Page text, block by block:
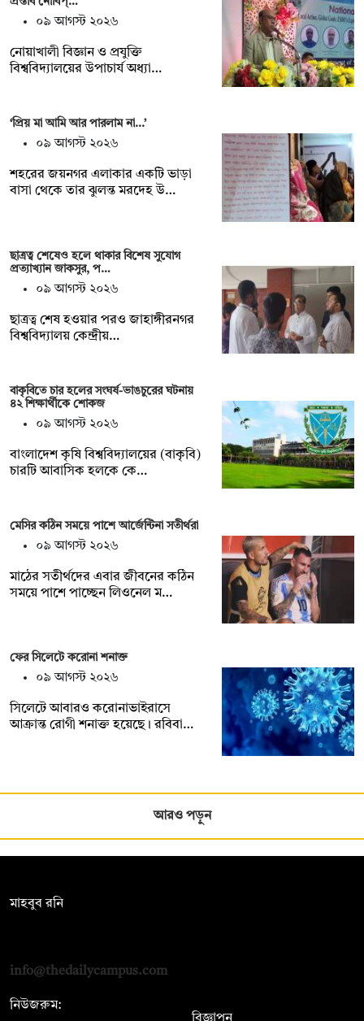
০৯ আগস্ট ২০২৬
নোয়াখালী বিজ্ঞান ও প্রযুক্তি
বিশ্ববিদ্যালয়ের উপাচার্য অধ্যা…
‘প্রিয় মা আমি আর পারলাম না...’
০৯ আগস্ট ২০২৬
শহরের জয়নগর এলাকার একটি ভাড়া
বাসা থেকে তার ঝুলন্ত মরদেহ উ…
ছাত্রত্ব শেষেও হলে থাকার বিশেষ সুযোগ
প্রত্যাখ্যান জাকসুর, প…
০৯ আগস্ট ২০২৬
ছাত্রত্ব শেষ হওয়ার পরও জাহাঙ্গীরনগর
বিশ্ববিদ্যালয় কেন্দ্রীয়…
বাকৃবিতে চার হলের সংঘর্ষ-ভাঙচুরের ঘটনায়
৪২ শিক্ষার্থীকে শোকজ
০৯ আগস্ট ২০২৬
বাংলাদেশ কৃষি বিশ্ববিদ্যালয়ের (বাকৃবি)
চারটি আবাসিক হলকে কে…
মেসির কঠিন সময়ে পাশে আর্জেন্টিনা সতীর্থরা
০৯ আগস্ট ২০২৬
মাঠের সতীর্থদের এবার জীবনের কঠিন
সময়ে পাশে পাচ্ছেন লিওনেল ম…
ফের সিলেটে করোনা শনাক্ত
০৯ আগস্ট ২০২৬
সিলেটে আবারও করোনাভাইরাসে
আক্রান্ত রোগী শনাক্ত হয়েছে। রবিবা…
আরও পড়ুন
মাহবুব রনি
info@thedailycampus.com
নিউজরুম:
বিজ্ঞাপন